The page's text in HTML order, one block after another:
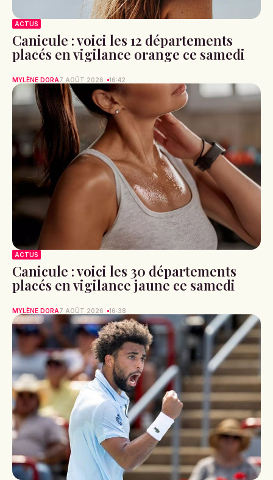
ACTUS
Canicule : voici les 12 départements
placés en vigilance orange ce samedi
MYLÈNE DORA7 AOÛT 2026 16:42
ACTUS
Canicule : voici les 30 départements
placés en vigilance jaune ce samedi
MYLÈNE DORA7 AOÛT 2026 16:38